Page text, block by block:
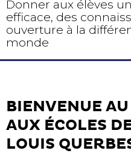
Donner aux élèves
efficace, des
ouverture à la
monde
BIENVENUE
AUX ÉCOLES
LOUIS